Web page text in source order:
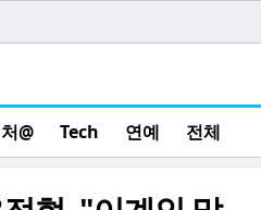
@ Tech 연예 전체